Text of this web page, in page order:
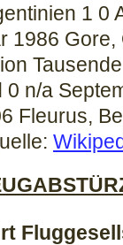
1 0
1986 Gore,
0 n/a
Fleurus,